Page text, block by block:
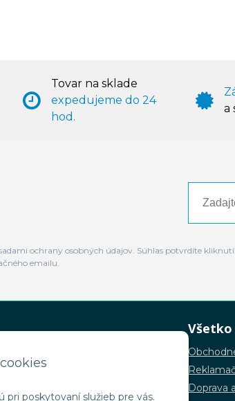
poskytovaní služieb pre vás.
Tovar na sklade
expedujeme do 24
hod.
a
ochrany osobných údajov. Súhlas potvrdíte
emailu.
Všetko
Doprava